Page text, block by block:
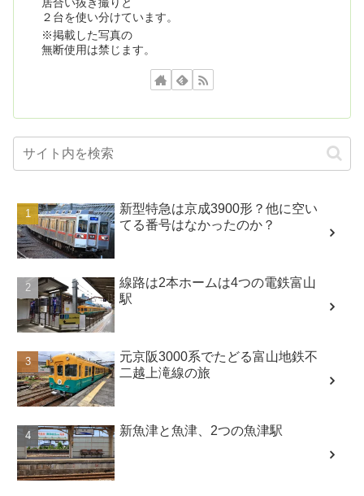
２台を使い分けています。
※掲載した写真の
無断使用は禁じます。
新型特急は京成3900形？他に空い
てる番号はなかったのか？
線路は2本ホームは4つの電鉄富山
駅
元京阪3000系でたどる富山地鉄不
二越上滝線の旅
新魚津と魚津、2つの魚津駅